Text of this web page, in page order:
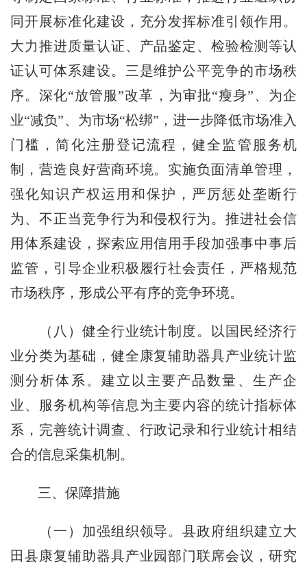
同开展标准化建设，充分发挥标准引领作用。
大力推进质量认证、产品鉴定、检验检测等认
证认可体系建设。三是维护公平竞争的市场秩
序。深化“放管服”改革，为审批“瘦身”、为企
业“减负”、为市场“松绑”，进一步降低市场准入
门槛，简化注册登记流程，健全监管服务机
制，营造良好营商环境。实施负面清单管理，
强化知识产权运用和保护，严厉惩处垄断行
为、不正当竞争行为和侵权行为。推进社会信
用体系建设，探索应用信用手段加强事中事后
监管，引导企业积极履行社会责任，严格规范
市场秩序，形成公平有序的竞争环境。
（八）健全行业统计制度。以国民经济行
业分类为基础，健全康复辅助器具产业统计监
测分析体系。建立以主要产品数量、生产企
业、服务机构等信息为主要内容的统计指标体
系，完善统计调查、行政记录和行业统计相结
合的信息采集机制。
三、保障措施
（一）加强组织领导。县政府组织建立大
田县康复辅助器具产业园部门联席会议，研究